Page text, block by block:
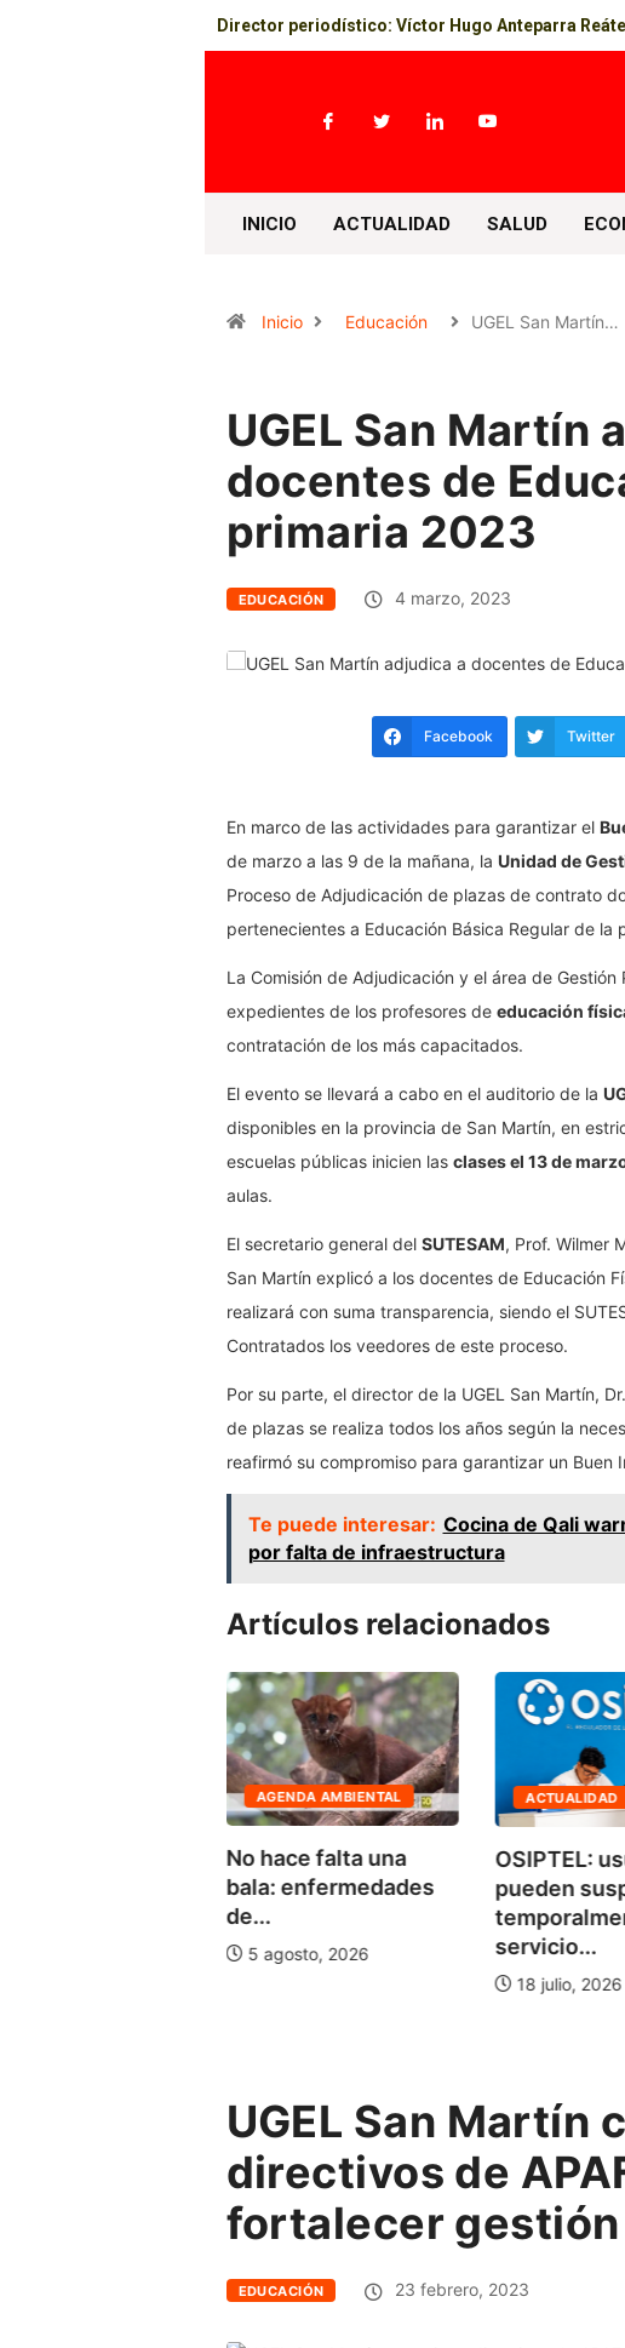
Director periodístico: Víctor Hugo Anteparra
INICIO ACTUALIDAD SALUD
Inicio Educación UGEL San Martín…
UGEL San Martín
docentes de
primaria 2023
EDUCACIÓN 4 marzo, 2023
Facebook Twitter
En marco de las actividades para garantizar el
de marzo a las 9 de la mañana, la Unidad de
Proceso de Adjudicación de plazas de contrato
pertenecientes a Educación Básica Regular de la
La Comisión de Adjudicación y el área de
expedientes de los profesores de educación
contratación de los más capacitados.
El evento se llevará a cabo en el auditorio de la
disponibles en la provincia de San Martín, en
escuelas públicas inicien las clases el 13 de
aulas.
El secretario general del SUTESAM, Prof. Wilmer
San Martín explicó a los docentes de Educación
realizará con suma transparencia, siendo el
Contratados los veedores de este proceso.
Por su parte, el director de la UGEL San Martín, Dr.
de plazas se realiza todos los años según la
reafirmó su compromiso para garantizar un Buen
Te puede interesar: Cocina de Qali
por falta de infraestructura
Artículos relacionados
AGENDA AMBIENTAL
No hace falta una
bala: enfermedades
de...
5 agosto, 2026
ACTUALIDAD
OSIPTEL:
pueden
servicio...
18 julio, 2026
UGEL San Martín
directivos de
fortalecer
EDUCACIÓN 23 febrero, 2023